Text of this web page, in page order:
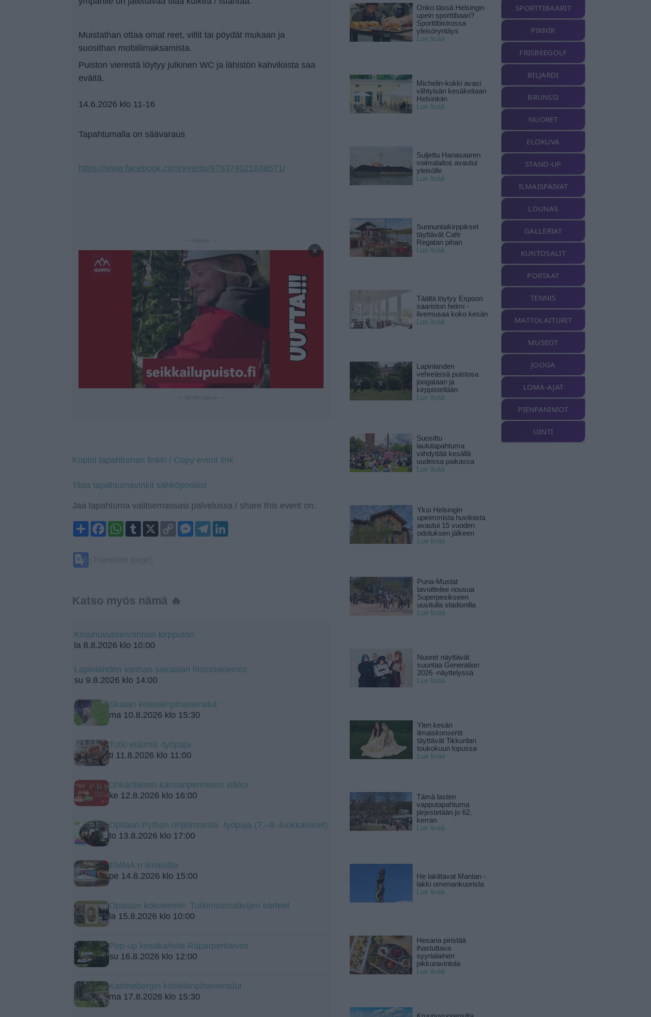
Muistathan ottaa omat reet, viltit tai pöydät mukaan ja
suosithan mobiilimaksamista.
Puiston vierestä löytyy julkinen WC ja lähistön kahviloista saa
eväitä.
14.6.2026 klo 11-16
Tapahtumalla on säävaraus
https://www.facebook.com/events/976374021838571/
— Mainos —
×
Kopioi tapahtuman linkki / Copy event link
Tilaa tapahtumavinkit sähköpostiisi
Jaa tapahtuma valitsemassasi palvelussa / share this event on:
ShareFacebook
WhatsApp
Tumblr
Copy
Link
Messenger
Telegram
Katso myös nämä 🔥
Kruunuvuorenrannan kirpputori
la 8.8.2026 klo 10:00
Lapinlahden vanhan sairaalan historiakierros
su 9.8.2026 klo 14:00
Skatan kotieläinpihavierailut
ma 10.8.2026 klo 15:30
Tutki eläimiä -työpaja
ti 11.8.2026 klo 11:00
Unkarilaisen kansanperinteen viikko
ke 12.8.2026 klo 16:00
Opitaan Python-ohjelmointia -työpaja (7.–9.-luokkalaiset)
to 13.8.2026 klo 17:00
EMMA:n ilmaisilta
pe 14.8.2026 klo 15:00
Opastus kokoelmiin: Tutkimusmatkojen aarteet
la 15.8.2026 klo 10:00
Pop-up kesäkahvila Raparperitaivas
su 16.8.2026 klo 12:00
Katrinebergin kotieläinpihavierailut
ma 17.8.2026 klo 15:30
Onko tässä Helsingin
upein sporttibaari?
Sporttibistrossa
yleisöryntäys
Lue lisää
Michelin-kokki avasi
viihtyisän kesäkeitaan
Helsinkiin
Lue lisää
Suljettu Hanasaaren
voimalaitos avautui
yleisölle
Lue lisää
Sunnuntaikirppikset
täyttävät Cafe
Regatan pihan
Lue lisää
Täältä löytyy Espoon
saariston helmi -
livemusaa koko kesän
Lue lisää
Lapinlanden
vehreässä puistosa
joogataan ja
kirppistellään
Lue lisää
Suosittu
laulutapahtuma
viihdyttää kesällä
uudessa paikassa
Lue lisää
Yksi Helsingin
upeimmista huviloista
avautui 15 vuoden
odotuksen jälkeen
Lue lisää
Puna-Mustat
tavoittelee nousua
Superpesikseen
uusitulla stadionilla
Lue lisää
Nuoret näyttävät
suuntaa Generation
2026 -näyttelyssä
Lue lisää
Ylen kesän
ilmaiskonsertit
täyttävät Tikkurilan
toukokuun lopussa
Lue lisää
Tämä lasten
vapputapahtuma
järjestetään jo 62.
kerran
Lue lisää
He lakittavat Mantan -
lakki omenankuorista
Lue lisää
Hesaria piristää
ihastuttava
syyrialainen
pikkuravintola
Lue lisää
SPORTTIBAARIT
PIKNIK
FRISBEEGOLF
BILJARDI
BRUNSSI
NUORET
ELOKUVA
STAND-UP
ILMAISPÄIVÄT
LOUNAS
GALLERIAT
KUNTOSALIT
PORTAAT
TENNIS
MATTOLAITURIT
MUSEOT
JOOGA
LOMA-AJAT
PIENPANIMOT
UINTI